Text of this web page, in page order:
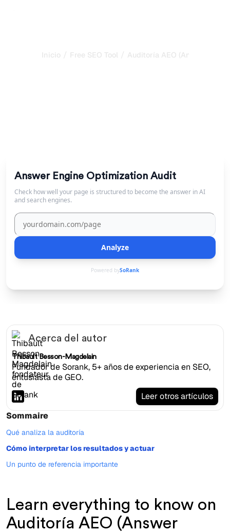
Inicio / Free SEO Tool / Auditoría AEO (Answer
Answer Engine Optimization Audit
Check how well your page is structured to become the answer in AI
and search engines.
Analyze
Powered bySoRank
Acerca del autor
Thibault Besson-Magdelain
Fundador de Sorank, 5+ años de experiencia en SEO,
entusiasta de GEO.
Leer otros artículos
Sommaire
Qué analiza la auditoría
Cómo interpretar los resultados y actuar
Un punto de referencia importante
Learn everything to know on
Auditoría AEO (Answer